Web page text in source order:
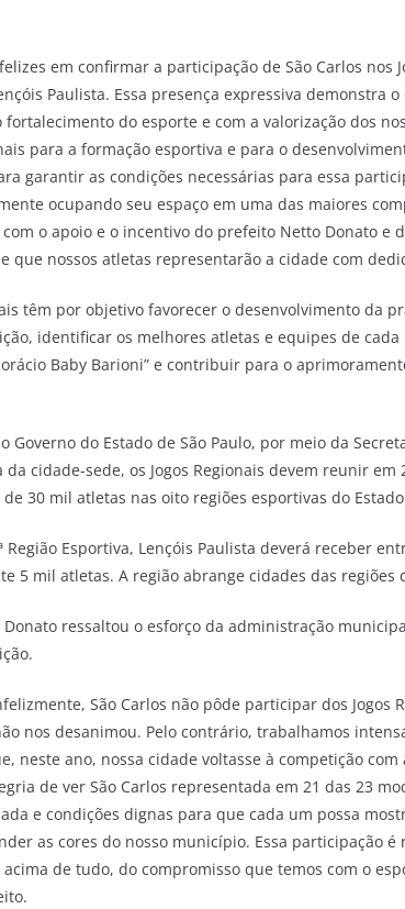
em confirmar a participação de São Carlos nos
Paulista. Essa presença expressiva demonstra
do esporte e com a valorização dos
para a formação esportiva e para o
garantir as condições necessárias para essa
ocupando seu espaço em uma das maiores
o apoio e o incentivo do prefeito Netto Donato e
que nossos atletas representarão a cidade com
têm por objetivo favorecer o desenvolvimento da
identificar os melhores atletas e equipes de
Baby Barioni” e contribuir para o
Governo do Estado de São Paulo, por meio da
cidade-sede, os Jogos Regionais devem reunir em
30 mil atletas nas oito regiões esportivas do
Região Esportiva, Lençóis Paulista deverá receber
5 mil atletas. A região abrange cidades das regiões
ressaltou o esforço da administração
São Carlos não pôde participar dos Jogos
nos desanimou. Pelo contrário, trabalhamos
neste ano, nossa cidade voltasse à competição
de ver São Carlos representada em 21 das 23
e condições dignas para que cada um possa
as cores do nosso município. Essa participação
de tudo, do compromisso que temos com o